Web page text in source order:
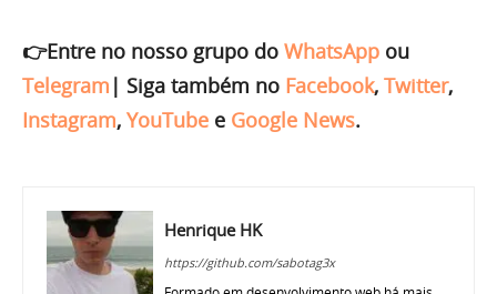
👉Entre no nosso grupo do WhatsApp ou
Telegram | Siga também no Facebook, Twitter,
Instagram, YouTube e Google News.
Henrique HK
https://github.com/sabotag3x